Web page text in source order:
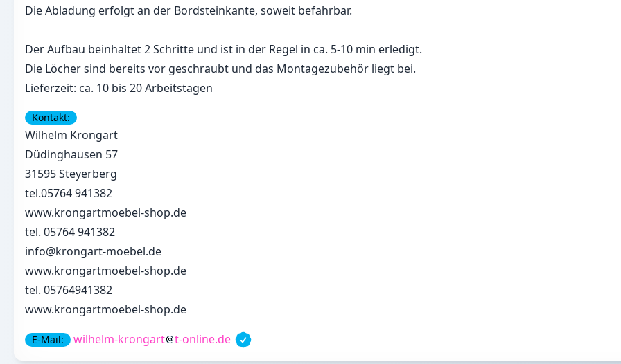
Die Abladung erfolgt an der Bordsteinkante, soweit befahrbar.
Der Aufbau beinhaltet 2 Schritte und ist in der Regel in ca. 5-10 min erledigt.
Die Löcher sind bereits vor geschraubt und das Montagezubehör liegt bei.
Lieferzeit: ca. 10 bis 20 Arbeitstagen
Kontakt:
Wilhelm Krongart
Düdinghausen 57
31595 Steyerberg
tel.05764 941382
www.krongartmoebel-shop.de
tel. 05764 941382
info@krongart-moebel.de
www.krongartmoebel-shop.de
tel. 05764941382
www.krongartmoebel-shop.de
E-Mail: wilhelm-krongart t-online.de